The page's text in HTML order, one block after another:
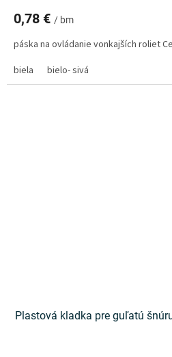
0,78 € / bm
páska na ovládanie vonkajších roliet
biela
bielo- sivá
Plastová kladka pre guľatú